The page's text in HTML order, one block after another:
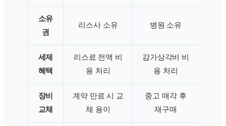
소유
권
리스사 소유 병원 소유
세제
혜택
리스료 전액 비
용 처리
감가상각비 비
용 처리
장비
교체
계약 만료 시 교
체 용이
중고 매각 후
재구매